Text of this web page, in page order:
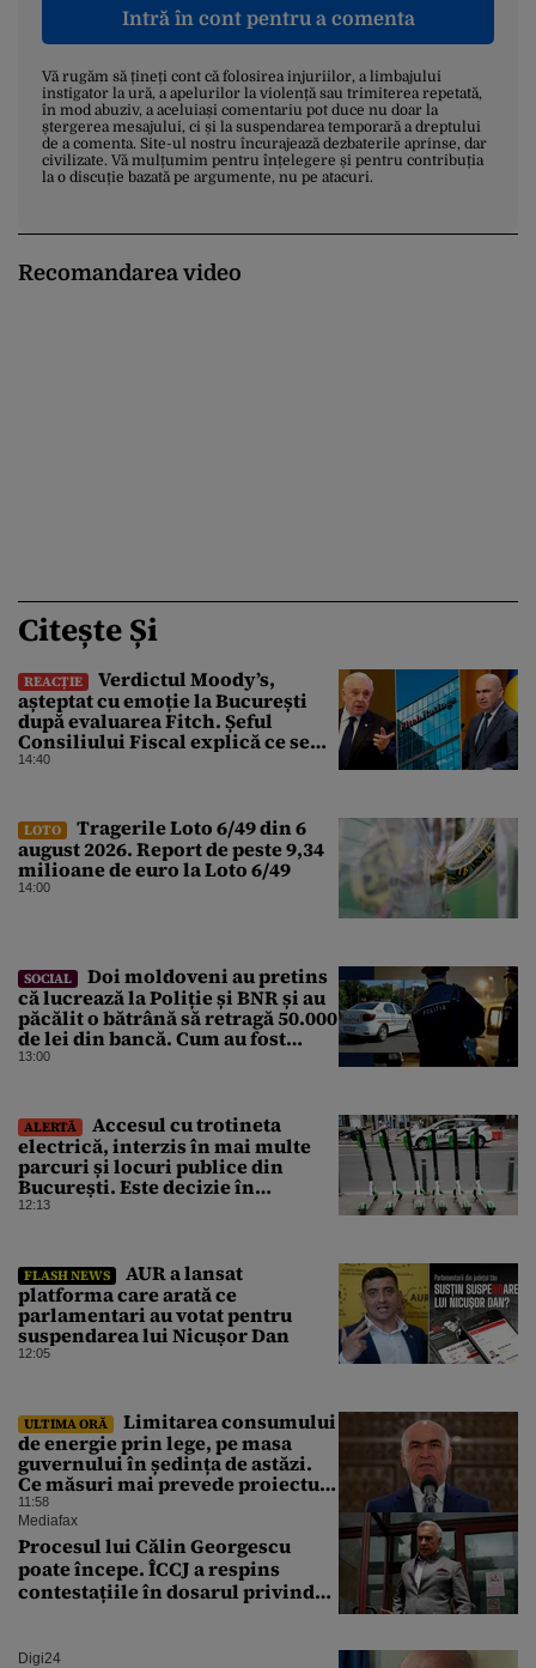
Intră în cont pentru a comenta
Vă rugăm să țineți cont că folosirea injuriilor, a limbajului
instigator la ură, a apelurilor la violență sau trimiterea repetată,
în mod abuziv, a aceluiași comentariu pot duce nu doar la
ștergerea mesajului, ci și la suspendarea temporară a dreptului
de a comenta. Site-ul nostru încurajează dezbaterile aprinse, dar
civilizate. Vă mulțumim pentru înțelegere și pentru contribuția
la o discuție bazată pe argumente, nu pe atacuri.
Recomandarea video
Citește Și
REACȚIE
Verdictul Moody’s,
așteptat cu emoție la București
după evaluarea Fitch. Șeful
Consiliului Fiscal explică ce se
poate întâmpla cu ratingul
14:40
LOTO
Tragerile Loto 6/49 din 6
august 2026. Report de peste 9,34
milioane de euro la Loto 6/49
14:00
SOCIAL
Doi moldoveni au pretins
că lucrează la Poliție și BNR și au
păcălit o bătrână să retragă 50.000
de lei din bancă. Cum au fost
prinși
13:00
ALERTĂ
Accesul cu trotineta
electrică, interzis în mai multe
parcuri și locuri publice din
București. Este decizie în
premieră, iar amenzile sunt
12:13
FLASH NEWS
AUR a lansat
platforma care arată ce
parlamentari au votat pentru
suspendarea lui Nicușor Dan
12:05
ULTIMA ORĂ
Limitarea consumului
de energie prin lege, pe masa
guvernului în ședința de astăzi.
Ce măsuri mai prevede proiectul
în caz de pandemie, cutremur sau
conflict armat
11:58
Mediafax
Procesul lui Călin Georgescu
poate începe. ÎCCJ a respins
contestațiile în dosarul privind
Digi24